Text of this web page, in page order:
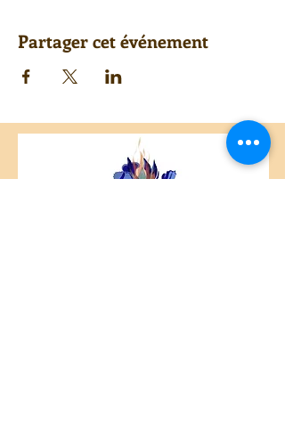
Partager cet événement